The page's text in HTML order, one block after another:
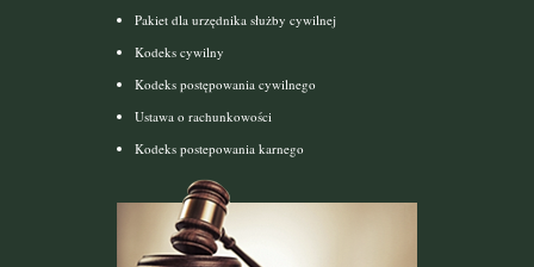
Pakiet dla urzędnika służby cywilnej
Kodeks cywilny
Kodeks postępowania cywilnego
Ustawa o rachunkowości
Kodeks postepowania karnego